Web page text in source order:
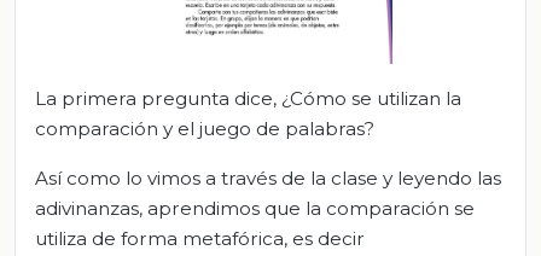
La primera pregunta dice, ¿Cómo se utilizan la
comparación y el juego de palabras?
Así como lo vimos a través de la clase y leyendo las
adivinanzas, aprendimos que la comparación se
utiliza de forma metafórica, es decir